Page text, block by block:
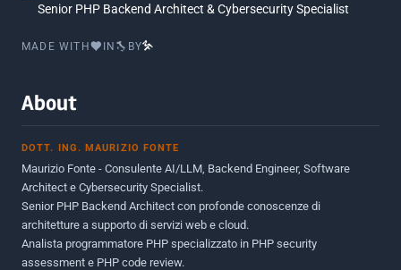
Febbraio 2016
Giugno 2012
Maggio 2011
Dicembre 2010
Ottobre 2010
Senior PHP Backend Architect & Cybersecurity Specialist
MADE WITH IN BY
About
DOTT. ING. MAURIZIO FONTE
Maurizio Fonte - Consulente AI/LLM, Backend Engineer, Software
Architect e Cybersecurity Specialist.
Senior PHP Backend Architect con profonde conoscenze di
architetture a supporto di servizi web e cloud.
Analista programmatore PHP specializzato in PHP security
assessment e PHP code review.